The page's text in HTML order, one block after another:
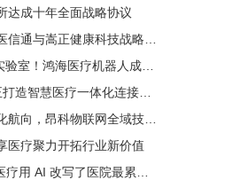
达成十年全面战略协议
通与嵩正健康科技战略合作
海医疗机器人成开刀房新要角
慧医疗一体化连接解决方案
联网全域技术筑牢智慧医院数字底座
医疗聚力开拓行业新价值
写了医院最累科室的工作方式